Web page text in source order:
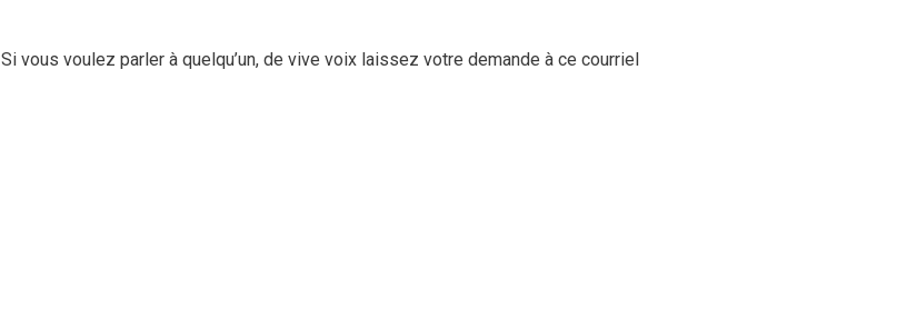
Si vous voulez parler à quelqu’un, de vive voix laissez votre demande à ce courriel